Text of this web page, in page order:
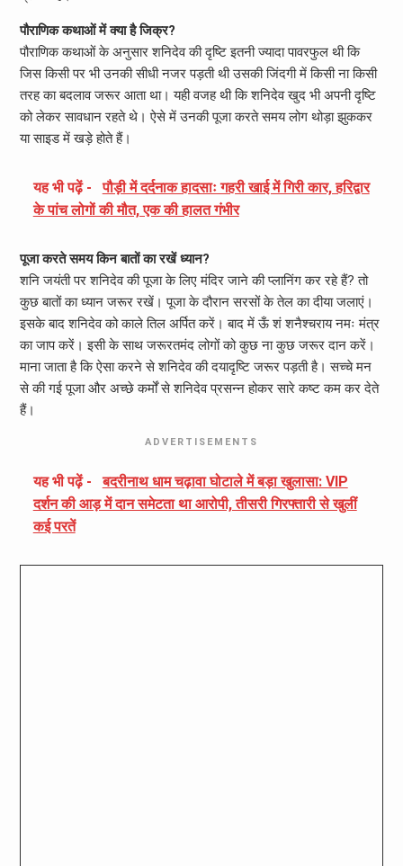
पौराणिक कथाओं में क्या है जिक्र?
पौराणिक कथाओं के अनुसार शनिदेव की दृष्टि इतनी ज्यादा पावरफुल थी कि
जिस किसी पर भी उनकी सीधी नजर पड़ती थी उसकी जिंदगी में किसी ना किसी
तरह का बदलाव जरूर आता था। यही वजह थी कि शनिदेव खुद भी अपनी दृष्टि
को लेकर सावधान रहते थे। ऐसे में उनकी पूजा करते समय लोग थोड़ा झुककर
या साइड में खड़े होते हैं।
यह भी पढ़ें -
पौड़ी में दर्दनाक हादसाः गहरी खाई में गिरी कार, हरिद्वार
के पांच लोगों की मौत, एक की हालत गंभीर
पूजा करते समय किन बातों का रखें ध्यान?
शनि जयंती पर शनिदेव की पूजा के लिए मंदिर जाने की प्लानिंग कर रहे हैं? तो
कुछ बातों का ध्यान जरूर रखें। पूजा के दौरान सरसों के तेल का दीया जलाएं।
इसके बाद शनिदेव को काले तिल अर्पित करें। बाद में ऊँ शं शनैश्चराय नमः मंत्र
का जाप करें। इसी के साथ जरूरतमंद लोगों को कुछ ना कुछ जरूर दान करें।
माना जाता है कि ऐसा करने से शनिदेव की दयादृष्टि जरूर पड़ती है। सच्चे मन
से की गई पूजा और अच्छे कर्मों से शनिदेव प्रसन्न होकर सारे कष्ट कम कर देते
हैं।
ADVERTISEMENTS
यह भी पढ़ें -
बदरीनाथ धाम चढ़ावा घोटाले में बड़ा खुलासा: VIP
दर्शन की आड़ में दान समेटता था आरोपी, तीसरी गिरफ्तारी से खुलीं
कई परतें